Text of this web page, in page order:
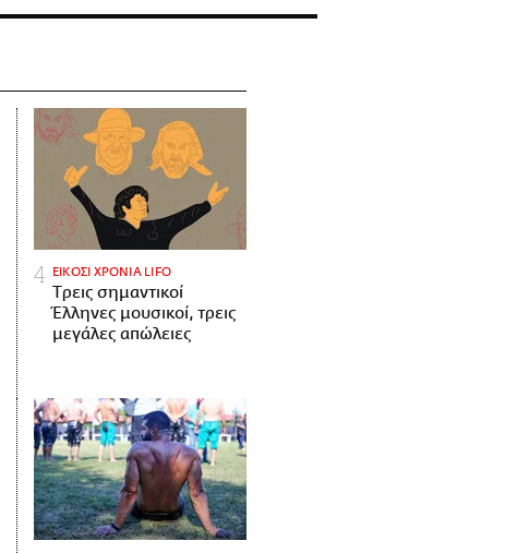
ΕΙΚΟΣΙ ΧΡΟΝΙΑ LIFO
Tρεις σημαντικοί
Έλληνες μουσικοί, τρεις
μεγάλες απώλειες